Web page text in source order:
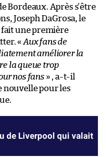
Bordeaux. Après s’être
Joseph DaGrosa, le
une première
« Aux fans de
améliorer la
la queue trop
nos fans» , a-t-il
nouvelle pour les
de Liverpool qui valait